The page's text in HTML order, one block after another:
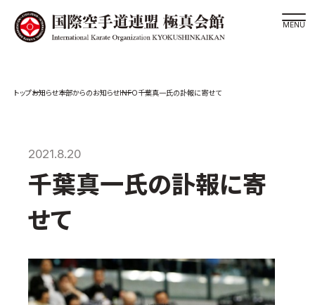
大山倍達総裁 紹介
松井章奎館長 紹介
極真会館の概要
役員紹介
お知らせ本部からのお知らせINFO千葉真一氏の訃報に寄せて
2021.8.20
千葉真一氏の訃報に寄
せて